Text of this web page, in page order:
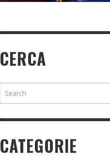
CERCA
CATEGORIE